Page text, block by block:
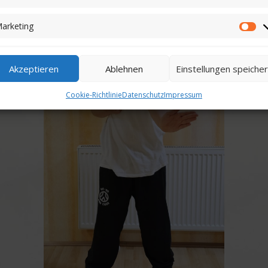
Akzeptieren Ablehnen Einstellungen
Cookie-RichtlinieDatenschutzImpressum